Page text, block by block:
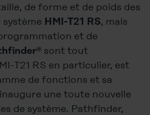
de forme et de poids des
système HMI-T21 RS, mais
et de
sont tout
T21 RS en particulier, est
de fonctions et sa
une toute nouvelle
de système. Pathfinder,